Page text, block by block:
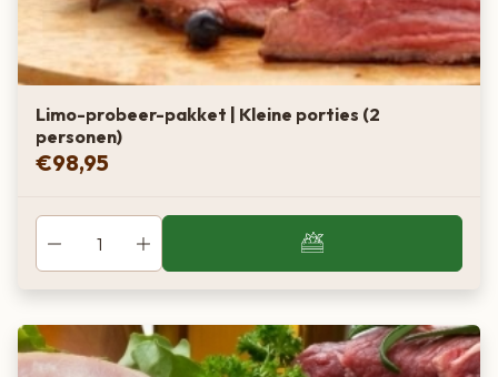
Limo-probeer-pakket | Kleine porties (2
personen)
€98,95